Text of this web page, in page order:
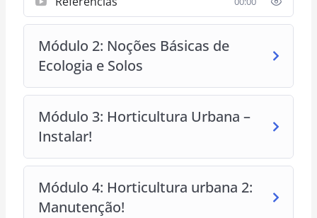
Módulo 2: Noções Básicas de
Ecologia e Solos
Módulo 3: Horticultura Urbana –
Instalar!
Módulo 4: Horticultura urbana 2:
Manutenção!